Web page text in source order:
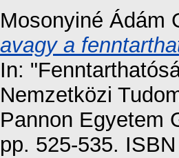
Mosonyiné Ádám
avagy a
In:
Nemzetközi
Pannon Egyetem
pp. 525-535.